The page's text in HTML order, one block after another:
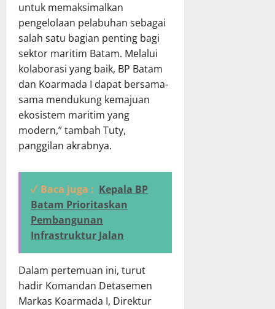
untuk memaksimalkan
pengelolaan pelabuhan sebagai
salah satu bagian penting bagi
sektor maritim Batam. Melalui
kolaborasi yang baik, BP Batam
dan Koarmada I dapat bersama-
sama mendukung kemajuan
ekosistem maritim yang
modern,” tambah Tuty,
panggilan akrabnya.
✓ Baca juga : Kepala BP
Batam Prioritaskan
Pembangunan
Infrastruktur Jalan
Dalam pertemuan ini, turut
hadir Komandan Detasemen
Markas Koarmada I, Direktur